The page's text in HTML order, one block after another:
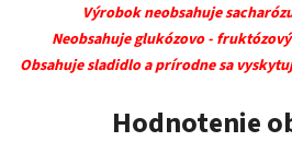
Výrobok neobsahuje
Neobsahuje glukózovo -
Obsahuje sladidlo a prírodne sa
Hodnotenie